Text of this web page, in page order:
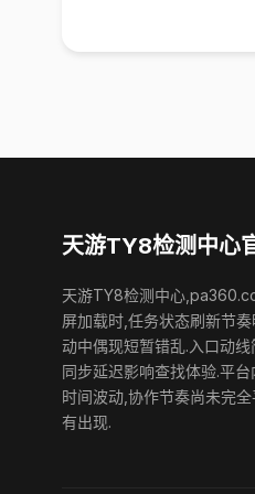
天游TY8检测中心
天游TY8检测中心
屏加载时,任务状态刷新节
动中偶现短暂错乱.入口动
同步延迟影响查找体验.平
时间波动,协作节奏尚未完
有出现.